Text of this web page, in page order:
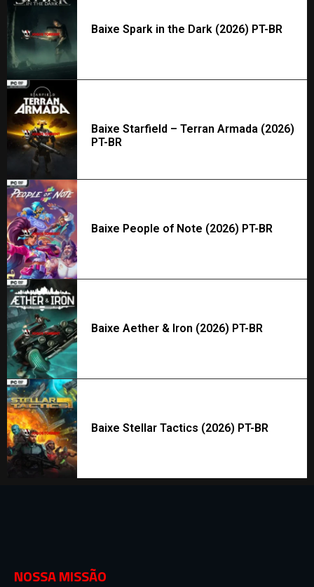
Baixe Spark in the Dark (2026) PT-BR
Baixe Starfield – Terran Armada (2026)
PT-BR
Baixe People of Note (2026) PT-BR
Baixe Aether & Iron (2026) PT-BR
Baixe Stellar Tactics (2026) PT-BR
NOSSA MISSÃO